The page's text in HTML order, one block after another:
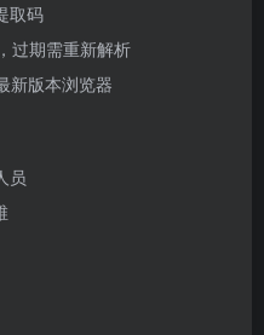
取码
过期需重新解析
新版本浏览器
员